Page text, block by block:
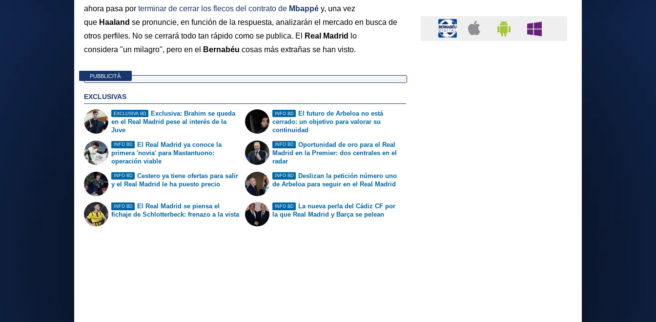
ahora pasa por terminar de cerrar los flecos del contrato de Mbappé y, una vez
que Haaland se pronuncie, en función de la respuesta, analizarán el mercado en busca de
otros perfiles. No se cerrará todo tan rápido como se publica. El
Real Madrid
lo
considera "un milagro", pero en el
Bernabéu cosas más extrañas se han visto.
PUBBLICITÀ
EXCLUSIVAS
EXCLUSIVA BD
Exclusiva: Brahim se queda
en el Real Madrid pese al interés de la
Juve
INFO BD
El Real Madrid ya conoce la
primera 'novia' para Mastantuono:
operación viable
INFO BD
El futuro de Arbeloa no está
cerrado: un objetivo para valorar su
continuidad
INFO BD
Oportunidad de oro para el Real
Madrid en la Premier: dos centrales en el
radar
INFO BD
Cestero ya tiene ofertas para salir
y el Real Madrid le ha puesto precio
INFO BD
El Real Madrid se piensa el
fichaje de Schlotterbeck: frenazo a la vista
INFO BD
Deslizan la petición número uno
de Arbeloa para seguir en el Real Madrid
INFO BD
La nueva perla del Cádiz CF por
la que Real Madrid y Barça se pelean